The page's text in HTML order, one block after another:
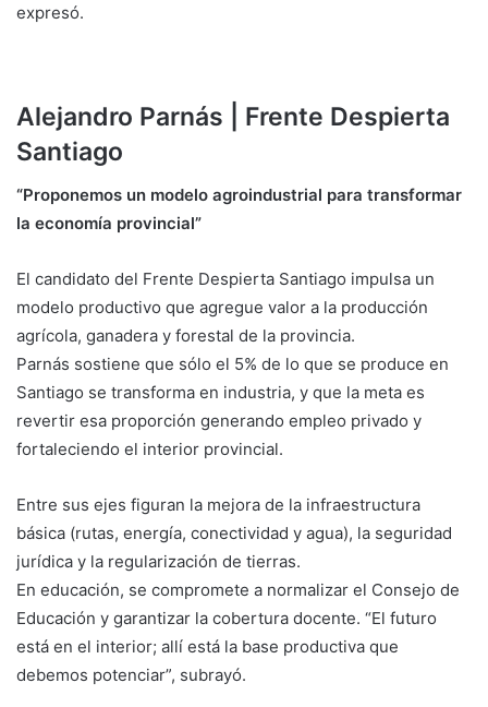
expresó.
Alejandro Parnás | Frente Despierta
Santiago
“Proponemos un modelo agroindustrial para transformar
la economía provincial”
El candidato del Frente Despierta Santiago impulsa un
modelo productivo que agregue valor a la producción
agrícola, ganadera y forestal de la provincia.
Parnás sostiene que sólo el 5% de lo que se produce en
Santiago se transforma en industria, y que la meta es
revertir esa proporción generando empleo privado y
fortaleciendo el interior provincial.
Entre sus ejes figuran la mejora de la infraestructura
básica (rutas, energía, conectividad y agua), la seguridad
jurídica y la regularización de tierras.
En educación, se compromete a normalizar el Consejo de
Educación y garantizar la cobertura docente. “El futuro
está en el interior; allí está la base productiva que
debemos potenciar”, subrayó.